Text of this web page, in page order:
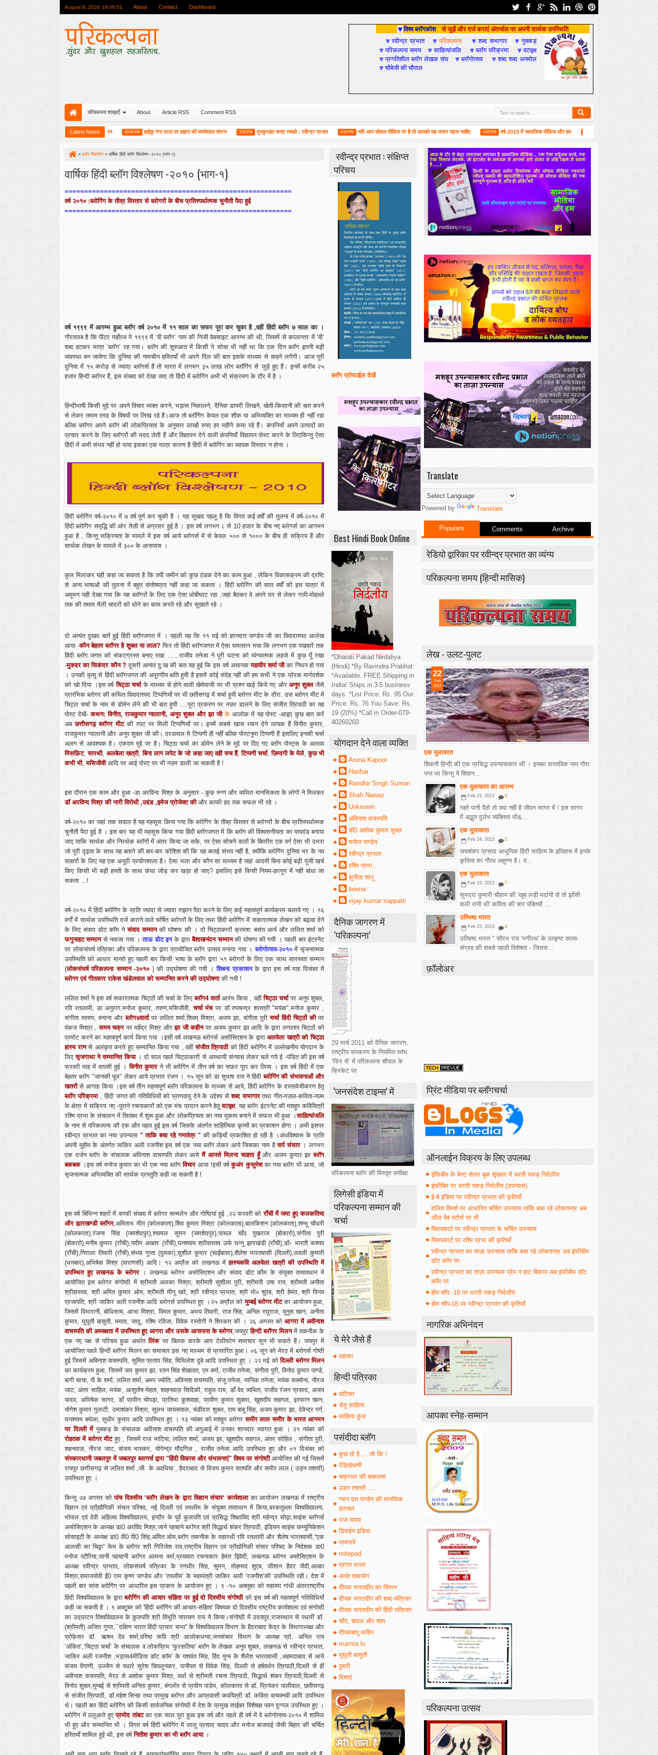
August 8, 2026 18:08:52 About Contact Dashboard
🔽विश्व ब्लॉगकोश से जुड़ें और दर्ज कराएं अंतर्जाल पर अपनी सार्थक उपस्थिति
🔽रवीन्द्र प्रभात 🔽परिकल्पना 🔽शब्द सभागार 🔽नुक्कड़
🔽परिकल्पना समय 🔽साहित्यांजलि 🔽ब्लॉग परिक्रमा 🔽वटवृक्ष
🔽प्रगतिशील ब्लॉग लेखक संघ 🔽ब्लॉगोत्सव 🔽शब्द शब्द अनमोल
🔽चौबेजी की चौपाल
परिकल्पना शाख़ाएँ About Article RSS Comment RSS
Latest News
जयंती यात्रा के सम्मान में एक विशेष आयोजन 10:08 AM हाईकु गंगा पटल पर हाइगा की कार्यशाला संपन्न 3:25 PM मुस्कुराहट बनाए रक्खो : रवीन्द्र प्रभात 2:02 PM यदि आप सोशल मीडिया पर है तो आपको यह जरूर पढ़ना चाहिए 4:55 PM वर्ष-2019 में सामाजिक मीडिया और हम 6:52 PM
» ब्लॉग विश्लेषण» वार्षिक हिंदी ब्लॉग विश्लेषण -२०१० (भाग-१)
वार्षिक हिंदी ब्लॉग विश्लेषण -२०१० (भाग-१)
==========================================================
वर्ष २०१० :ब्लोगिंग के तीव्र विस्तार से ब्लोगरों के बीच प्रतिस्पर्धात्मक चुनौती पैदा हुई
==========================================================
वर्ष१९९९ में आरम्भ हुआ ब्लॉग वर्ष २०१० में ११ साल का सफर पूरा कर चुका है ,वहीं हिंदी ब्लॉग ७ साल का ।
गौरतलब है कि पीटर मर्होत्ज ने १९९९ में ‘वी ब्लॉग’ नाम की निजी वेबसाइट आरम्भ की थी, जिसमें से कालान्तर में ‘वी’
शब्द हटकर मात्र ‘ब्लॉग’ रह गया। ब्लॉग की शुरुआत में किसी ने सोचा भी नहीं था कि एक दिन ब्लॉग इतनी बड़ी
व्यवस्था बन जायेगा कि दुनिया की नामचीन हस्तियाँ भी अपने दिल की बात इसके माध्यम से कहने लगेंगी। आज पूरी
दुनिया में १५ करोड़ से ज्यादा ब्लॉगर्स हैं तो भारत में लगभग ३५ लाख लोग ब्लॉगिंग से जुड़े हुए हैं। इनमें करीब २५
हजार हिन्दी ब्लॉगर हैं, इस संख्या को देखा जाए तो हिंदी में ब्लोगिंग अभी भी संक्रमण के दौर में है ।
हिन्दीभाषी किसी मुद्दे पर अपने विचार व्यक्त करने, भड़ास निकालने, दैनिक डायरी लिखने, खेती-किसानी की बात करने
से लेकर तमाम तरह के विषयों पर लिख रहे हैं।आज तो ब्लॉगिंग केवल एक शौक या अभिव्यक्ति का माध्यम ही नहीं रहा
बल्कि ब्लॉगर अपने ब्लॉग की लोकप्रियता के अनुसार लाखों रुपए हर महीने कमा रहे हैं। कंपनियाँ अपने उत्पादों का
प्रचार करने के लिए ब्लॉगरों की मदद लेती हैं और विज्ञापन देने वाली कंपनियाँ विज्ञापन पोस्ट करने के लिएकिन्तु ऐसा
हिंदी में अभी संभव नहीं हो पाया इसका एक मात्र कारण है हिंदी में ब्लोगिंग का व्यापक विस्तार न होना ।
हिंदी ब्लोगिंग वर्ष-२०१० में ७ वर्ष पूर्ण कर चुकी है । यह सुखद पहलू है कि विगत कई वर्षों की तुलना में वर्ष-२०१० में
हिंदी ब्लोगिंग समृद्धि की ओर तेज़ी से अग्रसर हुई है । इस वर्ष लगभग ८ से 10 हजार के बीच नए ब्लोगर्स का आगमन
हुआ है , किन्तु सक्रियता के मामले में इस वर्ष आये ब्लोगर्स में से केवल ५०० से १००० के बीच ही सक्रिय हैं और
सार्थक लेखन के मामले में ३०० के आसपास ।
कुल मिलाकर यही कहा जा सकता है कि तपी जमीन को कुछ ठंडक देने का काम हुआ , लेकिन विकासक्रम की द्रष्टि
से अन्य भाषाओं की तुलना में बहुत संतोषप्रद नहीं कहा जा सकता । हिंदी ब्लोगिंग की सात वर्षों की इस यात्रा में
अमूमन यही देखा गया कि यह ब्लॉगरों के लिए एक ऐसा धोबीघाट रहा ,जहां बैठकर वे अपने घर से लेकर गली-मोहल्ले
तक की तमाम मैली चादरों को धोने का काम करते रहे और सुखाते रहे ।
दो अत्यंत दुखद बातें हुई हिंदी ब्लॉगजगत में । पहली यह कि ११ मई को ज्ञानदत्त पाण्डेय जी का विवादास्पद आलेख
आया -कौन बेहतर ब्लॉगर है शुक्ल या लाल? फिर तो हिंदी ब्लॉगजगत में ऐसा घमासान मचा कि लगभग एक पखवारे तक
हिंदी ब्लॉग जगत को संकटग्रस्त बनाए रखा ......राजीव तनेजा ने पूरी घटना को व्यंग्यात्मक लहजे में कुछ यूँ रखा
-मुकद्दर का सिकंदर कौन ?दूसरी अत्यंत दु:ख की बात यह हुई कि इस वर्ष अचानकमहावीर शर्मा जीका निधन हो गया
। उनकी मृत्यु से हिंदी ब्लॉगजगत की अपूरणीय क्षति हुयी है इसमें कोई संदेह नहीं की हम सभी ने एक प्रेरक मार्गदर्शक
को खो दिया ।इस वर्षचिट्ठा चर्चाके माध्यम से होने वाली खेमेवाजी पर भी प्रश्न खड़े किये गए औरअनूप शुक्लजैसे
प्रारंभिक ब्लोगर की कथित विवादास्पद टिप्पणियों पर भी छतीसगढ़ में चर्चा हुयी ब्लोगर मीट के दौरा. उस ब्लोगर मीट में
चिट्ठा चर्चा के नाम से डोमेन लेने की भी बात हुयी ....पूरा प्रकरण पर नज़र डालने के लिए संजीत त्रिपाठी का यह
पोस्ट देखें-कथन: विनीत, राजकुमार ग्वालानी, अनूप शुक्ल और झा जीकेआलोक में यह पोस्ट -आइए कुछ बात करें
अबछत्तीसगढ़ ब्लॉगर मीटकी रपट पर मिली टिप्पणियों पर। इनमें सबसे खास ध्यान देने लायक हैं विनीत कुमार,
राजकुमार ग्वालानी और अनूप शुक्ल जी की। दरअसल ये टिप्पणी ही नहीं बल्कि पोस्टनुमा टिप्पणी हैं इसलिए इनकी चर्चा
अलग से आवश्यक है। एकदम मुद्दे पर है। चिट्ठा चर्चा का डोमेन लेने के मुद्दे पर दिए गए ब्लॉग पोस्ट्स के अलावा
मिसफ़िट,सारथी,अलबेला खत्री,बिना लाग लपेट के जो कहा जाए वही सच हैं,टिप्पणी चर्चा,ज़िम्दगी के मेले,कुछ भी
कभी भी,मसिजीवीआदि पर आई पोस्ट पर भी नज़र डाली जा सकती है !
इस दौरान एक काम और हुआ -डा अरविन्द मिश्र के अनुसार - कुछ रुग्ण और व्यथित मानसिकता के लोगों ने मिलकर
डॉ अरविन्द मिश्र की नारी विरोधी ,उद्दंड ,इमेज प्रोजेक्ट की और काफी हद तक सफल भी रहे ।
वर्ष-२०१० का जहां तक सवाल है यह महसूस किया गया कि ब्लोगिंग के तीब्र विस्तार से ब्लोगरों के बीच प्रतिस्पर्धात्मक
चुनौती पैदा हुई है । इस बार यह भी महसूस किया गया हिंदी ब्लॉगजगत में कि ब्लॉग की विश्वसनीयता का मापदंड बनाया
जाए ताकि सार्थक और निरर्थक ब्लॉगों में अंतर किया जा सके, पर ऐसा सोचने वालों के बिपरीत एक वर्ग ऐसा भी उभरा
जो पूरी दृढ़ता के साथ यह बताने की बार-बार कोशिश की कि यह कतई संभव नहीं है, क्योंकि ब्लोगिंग दुनिया भर के नव
साक्षरों के लिए यह एक अनूठी प्रयोगशाला है। ऐसा भला और कौन सा माध्यम है जहां आदमी बिना कोई बड़ी पूंजी खर्च
किए किसी भी बड़ी हस्ती के साथ कंधा जोड़ कर खड़ा हो जाए? इसलिए इसे किसी नियम-क़ानून में नहीं बांधा जा
सकता ...!
वर्ष-२०१० में हिंदी ब्लोगिंग के प्रति ज्यादा से ज्यादा रुझान पैदा करने के लिए कई महत्वपूर्ण कार्यक्रम चलाये गए । १६
वर्गों में सार्थक उपस्थिति दर्ज कराने वाले चर्चित ब्लोगरों के लिए तथा हिंदी ब्लोगिंग में सकारात्मक लेखन को बढ़ावा देने
के लिए संवाद डोट कॉम नेसंवाद सम्मान की घोषणा की । दो चिट्ठाकारों क्रमश: बसंत आर्य और ललित शर्मा को
फगुनाहट सम्मानसे नवाजा गया ।ताऊ डोट इनके द्वाराबैशाखनंदन सम्मान की घोषणा की गयी । पहली बार इंटरनेट
पर लोकसंघर्ष पत्रिका और परिकल्पना के द्वारा प्रायोजित ब्लॉग उत्सव मनाया गया ।ब्लोगोत्सव-२०१०में सृजनात्मक
उपस्थिति को आधार मानते हुए पहली बार किसी भाषा के ब्लॉग द्वारा ५१ ब्लोगरों के लिए एक साथ सारस्वत सम्मान
(लोकसंघर्ष परिकल्पना सम्मान -२०१०) की उद्घोषणा की गयी ।शिबना प्रकाशनके द्वारा इस वर्ष माह दिसंबर में
ब्लोगर एवं गीतकार राकेश खंडेलवाल को सम्मानित करने की उद्घोषणा की गयी !
ललित शर्मा ने इस वर्ष सकारात्मक चिट्ठों की चर्चा के लिएब्लॉग4 वार्ताआरंभ किया , वहींचिट्ठा चर्चापर अनूप शुक्ल,
रवि रतलामी, डा अनुराग,मनोज कुमार, तरुण,मसिजीवी,चर्चा मंच पर डॉ.रुपचन्द्र शास्त्री "मयंक",मनोज कुमार ,
संगीता स्वरुप, वन्दना और ब्लोग४वार्तापर ललित शर्मा,शिवम् मिश्रा, अजय झा, संगीता पुरी चर्चा हिंदी चिट्ठों कीपर
पंकज मिश्रा ,समय चक्रपर महेंद्र मिश्र औरझा जी कहीनपर अजय कुमार झा आदि के द्वारा लगातार चिट्ठों को
प्रमोट करने का महत्वपूर्ण कार्य किया गया ।इसी वर्ष लखनऊ ब्लोगर्स असोसिएशन के द्वाराअलवेला खत्री को चिट्ठा
हास्य रत्नसे अलंकृत करते हुए सम्मानित किया गया , वहींसंजीत त्रिपाठीको हिंदी ब्लोगिंग में उल्लेखनीय योगदान के
लिएसृजगाथा ने सम्मानित किया। दो साल पहले चिट्ठाकारी से अस्थायी संन्यास लेकर चले गये ई -पंडित की इस वर्ष
फरवरी माह में वापसी हुई ।विनीत कुमारने भी ब्लोगिंग में तीन वर्ष का सफ़र पूरा कर लिया । इस वर्ष हिंदी में एक
बेहतर ब्लॉग "जानकी पूल" लेकर आये प्रभात रंजन । १५ जून को डा सुभाष राय ने हिंदीब्लोगिंग की संभावनाओं और
खतरों से आगाह किया ।इस वर्ष तीन महत्वपूर्ण ब्लॉग परिकल्पना के माध्यम से आये, हिंदी ब्लोगिंग के दस्तावेजीकरण हेतु
ब्लॉग परिक्रमा, हिंदी जगत की गतिविधियों को प्राणवायु देने के उद्देश्य सेशब्द सभागारतथा गीत-ग़ज़ल-कविता-नज़्म
के क्षेत्र में सक्रिय नए -पुराने रचनाकारों को एक मंच प्रदान करने हेतुवटवृक्ष, यह ब्लॉग इंटरनेट की मशहूर कवियित्री
रश्मि प्रभा के संचालन में सितंबर में शुरू हुआ और लोकप्रियता का नया मुकाम बनाने में सफल भी हुआ ।साहित्यांजलि
के नाम से परिकल्पना की एक और पहल हुई इस वर्ष जिसके अंतर्गत साहित्यिक कृत्यों का प्रकाशन होगा । अभी इसपर
रवीन्द्र प्रभात का नया उपन्यास" ताकि बचा रहे गणतंत्र "की कड़ियाँ प्रकाशित हो रही है ।अंधविश्वास के प्रति
अपनी मुहीम के अंतर्गत जाकिर अली रजनीश इस वर्ष एक नया ब्लॉग लेकर आये जिसका नाम हैसर्प संसार। लगभग
एक दर्जन ब्लॉग के संचालक अविनाश वाचस्पति लेकर आयेमैं आपसे मिलना चाहता हूँ और अजय कुमार झाब्लॉग
बकबक।इस वर्ष मनोज कुमार का भी एक नया ब्लॉगविचारआया !इसी वर्षकुअंर कुसुमेशका नया ब्लॉग भी आया, जो
सृजनात्मक अभिव्यक्ति की सार्थक प्रस्तुति कही जा सकती है !
इस वर्ष बिभिन्न शहरों में काफी संख्या में ब्लोगर सम्मलेन और गोष्ठियां हुई ,२२ फरवरी कोराँची में जमा हुए कलकतिया
और झारखण्डी ब्लॉगर,अमिताभ मीत (कोलकाता),शिव कुमार मिश्रा (कोलकाता),बालकिशन (कोलकाता),शम्भू चौधरी
(कोलकाता),रंजना सिंह (जमशेदपुर),श्यामल सुमन (जमशेदपुर),पारूल चाँद पुखराज (बोकारो),संगीता पुरी
(बोकारो),मनीष कुमार (राँची),नदीम अख्तर (राँची),घनश्याम श्रीवास्तव उर्फ घन्नू झारखंडी (राँची),डॉ॰ भारती कश्यप
(राँची),निराला तिवारी (राँची),संध्या गुप्ता (दुमका),सुशील कुमार (चाईंबासा),शैलेश भारतवासी (दिल्ली),लवली कुमारी
(धनबाद),अभिषेक मिश्र (वाराणसी) आदि। १२ अप्रैल को लखनऊ मेंहास्यकवि अलवेला खत्री की उपस्थिति में
उपस्थित हुए लखनऊ के ब्लोगर। लखनऊ ब्लोगर असोसिएशन और संवाद डोट कौम के संयुक्त तत्वावधान में
आयोजित इस ब्लोगर संगोष्ठी में श्रीमती अलका मिश्रा, श्रीमती सुशीला पुरी, श्रीमती उषा राय, श्रीमती अनीता
श्रीवास्तव, श्री अमित कुमार ओम, श्रीमती मीनू खरे, श्री रवीन्द्र प्रभात, श्री मो० शुएब, श्री हेमंत, श्री विनय
प्रजापति, श्री जाकिर अली रजनीश आदि ब्लोगर्स उपस्थित हुए ।२५ अप्रैल कोमुम्बई ब्लोगर मीटका आयोजन हुआ,
जिसमें विभारानी, बोधिसत्व, आभा मिश्रा, विमल कुमार, अभय तिवारी, राज सिंह, अनिल रघुराज, यूनुस खान, अनीता
कुमार, घुघुती बासुती, ममता, जादू, रश्मि रविजा, विवेक रस्तोगी ने शिरकत की । २६ अगस्त कोआगरा में अवीनाश
वाचस्पति की अध्यक्षता में उपस्थित हुए आगरा और उसके आसपास के ब्लोगर,जयपुरहिन्‍दी ब्‍लॉगर मिलनमें तकनीक के
एक नए पक्ष से परिचय हुआ अर्थातलिंक पर क्लिक करके आप टेलीफोन समाचार सुन भी सकते हैं। जयपुर में
आयोजित पहले हिन्‍दी ब्‍लॉगर मिलन का समाचार इस नए माध्‍यम से प्रसारित हुआ। ०६ जून को मेरठ में ब्लोगर्स गोष्ठी
हुई जिसमें अबिनाश वाचस्पति, सुमित प्रताप सिंह, मिथिलेश दुबे आदि उपस्थित हुए । २२ मई कोदिल्ली ब्लोगर मिलन
का कार्यक्रम हुआ, जिसमें जय कुमार झा, रतन सिंह शेखावत, एम वर्मा, राजीव तनेजा, संगीता पुरी, विनोद कुमार पाण्डे,
बागी चाचा, पी के शर्मा, ललित शर्मा, अमर ज्योति, अविनाश वाचस्पति, संजू तनेजा, मानिक तनेजा, मयंक सक्सेना, नीरज
जाट, अंतर साहिल, मयंक, आशुतोष मेहता, शाहनवाज़ सिद्दिकी, राहुल राय, डाँ वेद व्यथित, राजीव रंजन प्रसाद, अजय
यादव, अभिषेक सागर, डाँ प्रवीन चोपड़ा, प्रतिभा कुशवाहा, प्रवीण कुमार शुक्ला, खुशदीप सहगल, इरफान खान,
योगेश कुमार गुलाटी, उमाशंकर मिश्रा, सुलभ जायसवाल, चंडीदत्त शुक्ल, राम बाबू सिंह, अजय कुमार झा, देवेन्द्र गर्ग,
घनश्याम बघेला, सुधीर कुमार आदि उपस्थित हुए । १३ नवंबर को मशहूर ब्लोगरसमीर लाल समीर के भारत आगमन
पर दिल्ली मेंनुक्कड़ के संचालक अवीनाश वाचस्पति की अगुआई में उनका शानदार स्वागत हुआ । २१ नवंबर को
रोहतक में ब्लोगर मीटहुए , जिसमें राज भाटिया, ललित शर्मा, अजय झा, खुशदीप सहगल, अंतर सोहिल , संगीता पुरी,
शहनवाज़, नीरज जाट, संजय भास्कर, योगेन्द्र मौदगिल , राजीव तनेजा आदि उपस्थित हुए और ०१ दिसंबर को
संस्कारधानी जबलपुर में जबलपुर ब्लागर्स द्वारा "हिंदी विकास और संभावनाएं" विषय पर संगोष्टीआयोजित की गई जिसमें
रायपुर छत्तीसगढ़ से ललित शर्मा ,जी. के अवधिया , हैदराबाद से विजय कुमार सतपति और समीर लाल ( उड़न तश्तरी)
उपस्थित हुए ।
किन्तु २७ अगस्त कोपांच दिवसीय ‘ब्लॉग लेखन के द्वारा विज्ञान संचार‘ कार्यशालाका आयोजन लखनऊ में राष्ट्रीय
विज्ञान एवं प्रौ्द्यौगिकी संचार परिषद, नई दिल्ली एवं तस्लीम के संयुक्त तत्वाधान में किया,बरकतुल्ला विश्वविद्यालय,
भोपाल एवं देवी अहिल्या विश्वविद्यालय, इन्दौर के पूर्व कुलपति एवं प्रसिद्ध शिक्षाविद श्री महेन्द्र सोढ़ा,साइंस ब्लॉगर्स
असोसिएशन के अध्यक्ष डा0 अरविंद मिश्र,जाने पहचाने ब्लॉगर श्री सिद्धार्थ शंकर त्रिपाठी, इंडियन साइंस कम्युनिकेशन
सोसाइटी के अध्यक्ष डा0 वी0 पी0 सिंह,अमित ओम,ब्लॉग तकनीक के महारथी रवि रतलामी और शैलेष भारतवासी,“एक
आलसी का चिठ्ठा” फेम के ब्लॉगर श्री गिरिजेश राव,राष्ट्रीय विज्ञान एवं प्रौद्योगिकी संचार परिषद के निदेशक डा0
मनोज पटैरिया,जानी पहचानी ब्लॉगर अल्पना वर्मा,प्रख्यात रचनाकार हेमंत द्विवेदी, लखनऊ ब्लोगर असोसिएशन के
अध्यक्ष रवीन्द्र प्रभात, लोकसंघर्ष पत्रिका के रणधीर सिंह, सुमन, मोहम्मद शुएब, जीशान हैदर जैदी,अल्का
मिश्रा,समाजसेवी ईं0 राम कृष्ण पाण्डेय और ‘तस्लीम’ के महामंत्री जाकिर अली ‘रजनीश’की उपस्थिति रही। देश में
पहली बार सांस ब्लोगिंग पर आधारित इस प्रकार के आयोजन हुए । ९-१० अक्तूबर को महात्मा गांधी अंतरराष्ट्रीय
हिंदी विश्वविद्यालय के द्वाराब्लोगिंग की आचार संहिता पर हुई दो दिवसीय संगोष्ठीको इस वर्ष की महत्वपूर्ण गतिविधियाँ
कही जा सकती है । ९ अक्टूबर को 'हिंदी ब्लॉगिंग की आचार-संहिता' विषयक दो दिवसीय राष्ट्रीय कार्यशाला एवं संगोष्ठी
का उद्‍घाटन विश्वविद्यालय के कुलपति श्री विभूति नारायण राय ने किया।संगोष्ठी में उदयपुर,राजस्थान से पधारीं डॉ.
(श्रीमती) अजित गुप्ता,``दक्षिण भारत हिंदी प्रचार सभा'' के विश्वविद्यालय विभाग के हैदराबाद केंद्र के विभागाध्यक्ष और
प्रोफ़ेसर डॉ. ऋषभ देव शर्मा,वरिष्ठ कवि श्री आलोकधन्वा,जनसंचार विभाग के अध्यक्ष प्रो. अनिल राय
‘अंकित’,‘चिट्ठा चर्चा’ के संचालक व लोकप्रिय ‘फुरसतिया’ ब्लॉग के लेखक अनूप शुक्ल, लखनऊ से रवीन्द्र प्रभात,
जाकिर अली रजनीश ,भड़ास4मीडिया डॉट कॉम’ के यशवंत सिंह, हिंद युग्म के शैलेश भारतवासी ,अहमदाबाद से आये
संजय वेंगाणी, उज्जैन से पधारे सुरेश चिपलूनकर, पानीपत से विवेक सिंह, दिल्ली से हर्षवर्धन त्रिपाठी,दिल्ली से हीं
अवीनाश वाचस्पति, मेरठ से अशोक कुमार मिश्र, वर्धा से श्रीमती रचना त्रिपाठी, सिद्धार्थ शंकर त्रिपाठी,दिल्ली से
विनोद शुक्ल,मुम्बई से श्रीमती अनिता कुमार, बंगलोर से प्रवीण पांडेय, कोलकाता से डॉ. प्रियंकर पालीवाल, छतीसगढ़
से संजीत त्रिपाठी, डॉ.महेश सिन्हा तथा प्रमुख ब्लॉगर और आप्रवासी कवयित्री डॉ. कविता वाचक्नवी आदि उपस्थित
थे। पहली बार हिंदी ब्लोगिंग की किसी सार्वजनिक संगोष्ठी में देश के प्रमुख साईबर विशेषज्ञ पवन दुग्गल उपस्थित हुए ।
ब्लोगिंग में ठलुआते हुएप्रमोद तांबटका एक साल पूरा हुआ इस वर्ष और पहले ही वर्ष में वे ब्लोगोत्सव-२०१० में शामिल
भी हुए और सम्मानित भी । विगत वर्ष हिंदी ब्लोगिंग में लालू प्रसाद यादव और मनोज बाजपाई जैसी बिहार की चर्चित
हस्तियाँ शामिल हुई थी, इस वर्षनितीश कुमार का भी ब्लॉग आया ।
Translate
Powered by Translate
Populars Comments Archive
रेडियो द्वारिका पर रवीन्द्र प्रभात का व्यंग्य
परिकल्पना समय (हिन्दी मासिक)
लेख - उलट-पुलट
एक मुलाकात
22
Feb
2013
शिवानी हिन्दी की एक प्रसिद्ध उपन्यासकार थीं । इनका वास्तविक नाम गौरा
पन्त था किन्तु ये शिवान...
एक मुलाकात का आरम्भ
Feb 21, 2013 8
गहरे पानी पैठो तो क्या नहीं है जीवन सागर में ! इस सागर
में अद्भुत दुर्लभ व्यक्तित्व भी&...
एक मुलाकात
Feb 24, 2013 5
जयशंकर प्रसाद आधुनिक हिंदी साहित्य के इतिहास में इनके
कृतित्व का गौरव अक्षुण्ण है। व...
एक मुलाकात
Feb 23, 2013 7
सुभद्रा कुमारी चौहान की 'खूब लड़ी मर्दानी वो तो झाँसी
वाली रानी थी' कविता की चार पंक्तियों ...
उत्थिष्ठ भारत
Feb 15, 2013 4
उत्थिष्ठ भारत " सौरभ राय 'भगीरथ' के उत्कृष्ट काव्य-
संग्रह की सबसे पहली विशेषता - जिसस...
फ़ॉलोअर
प्रिंट मीडिया पर ब्लॉगचर्चा
ऑनलाईन विक्रय के लिए उपलब्ध
इंफ़िबीम के बेस्ट सेलर बूक शृंखला में धरती पकड़ निर्दलीय
इंफीबिम पर धरती पकड़ निर्दलीय (उपन्यास)
ई-बे इंडिया पर रवीन्द्र प्रभात की कृतियाँ
दलित विमर्श पर आधारित चर्चित उपन्यास ताकि बचा रहे लोकतन्त्र अब
औल वेब स्टोर्स पर भी
फ्लिपकार्ट पर रवीन्द्र प्रभात के चर्चित उपन्यास
फ्लिपकार्ट पर रश्मि प्रभा की कृतियाँ
रवीन्द्र प्रभात का ताज़ा उपन्यास ताकि बचा रहे लोकतन्त्र अब इंफीबीम
डॉट कॉम पर
रवीन्द्र प्रभात का ताज़ा उपन्यास प्रेम न हाट बिकाय अब इंफीबीम डॉट
कॉम पर
होम शॉप -18 पर धरती पकड़ निर्दलीय
होम शॉप-18 पर रवीन्द्र प्रभात की कृतियाँ
नागरिक अभिनंदन
आपका स्नेह-सम्मान
परिकल्पना उत्सव
रवीन्द्र प्रभात : संक्षिप्त
परिचय
ब्लॉग प्रोफाईल देखें
Best Hindi Book Online
*Dharati Pakad Nirdaliya
(Hindi) *By Ravindra Prabhat
*Available. FREE Shipping in
India! Ships in 3-5 business
days. *List Price: Rs. 95 Our
Price: Rs. 76 You Save: Rs.
19 (20%) *Call in Order-079-
40260260
योगदान देने वाला व्यक्ति
Aruna Kapoor
Harihar
Randhir Singh Suman
Shah Nawaz
Unknown
अविनाश वाचस्पति
डॉ0 अशोक कुमार शुक्ल
मनोज पाण्डेय
रवीन्द्र प्रभात
रश्मि प्रभा...
सुनीता शानू
beena
vijay kumar sappatti
दैनिक जागरण में
‘परिकल्पना’
29 मार्च 2011 को दैनिक जागरण,
राष्ट्रीय संस्करण के नियमित स्तंभ
‘फिर से’ में परिकल्पना चौपाल के
क्रिकेट पर
'जनसंदेश टाइम्स' में
परिकल्पना ब्लॉग की विस्तृत समीक्षा
लिगेसी इंडिया में
परिकल्पना सम्मान की
चर्चा
ये मेरे जैसे हैं
ठहाका
हिन्दी पत्रिका
वाटिका
सेतु साहित्य
साहित्य कुंज
पसंदीदा ब्लॉग
कुछ तो है.....जो कि !
रेडियोवाणी
चक्रधर की चकल्ल्स
उडन तश्तरी ....
ग्यान दत पान्डेय की मानसिक
हलचल
राज यादव
डिवाईन इडिया
भावनाये
notepad
प्रगत भारत
अनंत शब्दयोग
दीपक भारतदीप का चिंत्तन
दीपक भारतदीप की शब्द-पत्रिका
दीपक भारतदीप की हिंदी पत्रिका
चाँद, बादल और शाम
दीपकबापू कहिन
mamta tv
घुघूती बासूती
ठुमरी
दिशाएं